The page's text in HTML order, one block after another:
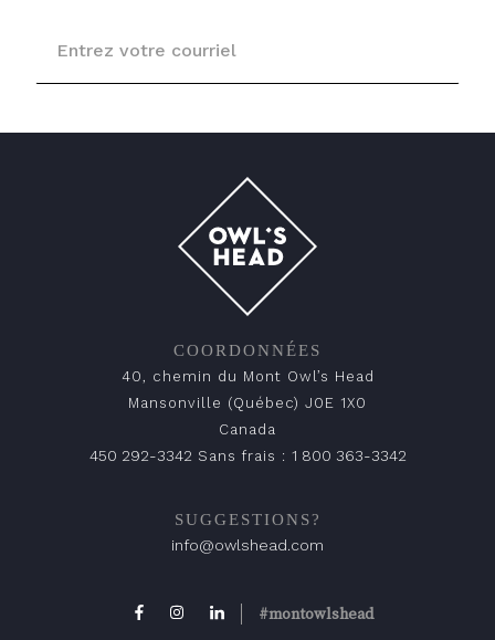
COORDONNÉES
40, chemin du Mont Owl’s Head
Mansonville (Québec) J0E 1X0
Canada
450 292-3342 Sans frais : 1 800 363-3342
SUGGESTIONS?
info@owlshead.com
#montowlshead